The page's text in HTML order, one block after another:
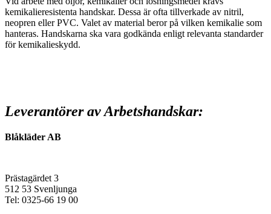
kemikalieresistenta handskar. Dessa är ofta tillverkade av nitril,
neopren eller PVC. Valet av material beror på vilken kemikalie som
hanteras. Handskarna ska vara godkända enligt relevanta standarder
för kemikalieskydd.
Leverantörer av Arbetshandskar:
Blåkläder AB
Prästagärdet 3
512 53 Svenljunga
Tel: 0325-66 19 00